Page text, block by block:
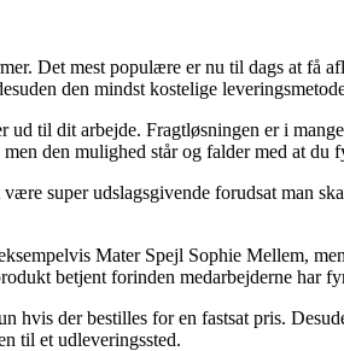
Det mest populære er nu til dags at få
den mindst kostelige
til dit arbejde. Fragtløsningen er i
den mulighed står og falder med at
super udslagsgivende forudsat man
Mater Spejl Sophie Mellem,
betjent forinden medarbejderne har
der bestilles for en fastsat pris.
til et udleveringssted.